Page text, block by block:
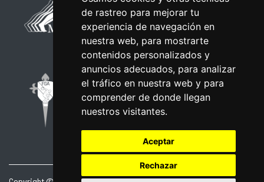
de rastreo para mejorar tu
experiencia de navegación en
nuestra web, para mostrarte
contenidos personalizados y
anuncios adecuados, para analizar
el tráfico en nuestra web y para
comprender de donde llegan
nuestros visitantes.
Aceptar
Rechazar